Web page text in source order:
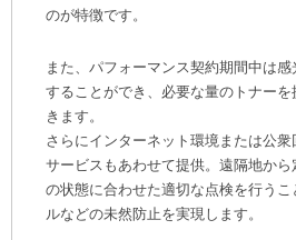
のが特徴です。
また、パフォーマンス契約期間中は
することができ、必要な量のトナー
きます。
さらにインターネット環境または公
サービスもあわせて提供。遠隔地か
の状態に合わせた適切な点検を行う
ルなどの未然防止を実現します。